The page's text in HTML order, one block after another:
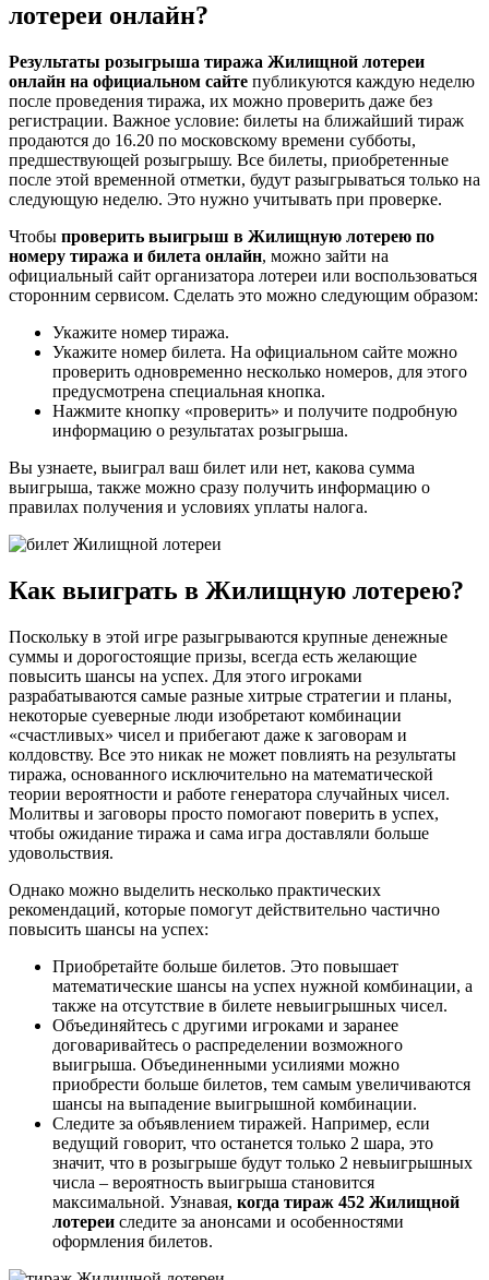
лотереи онлайн?
Результаты розыгрыша тиража Жилищной лотереи
онлайн на официальном сайте публикуются каждую неделю
после проведения тиража, их можно проверить даже без
регистрации. Важное условие: билеты на ближайший тираж
продаются до 16.20 по московскому времени субботы,
предшествующей розыгрышу. Все билеты, приобретенные
после этой временной отметки, будут разыгрываться только на
следующую неделю. Это нужно учитывать при проверке.
Чтобы проверить выигрыш в Жилищную лотерею по
номеру тиража и билета онлайн, можно зайти на
официальный сайт организатора лотереи или воспользоваться
сторонним сервисом. Сделать это можно следующим образом:
Укажите номер тиража.
Укажите номер билета. На официальном сайте можно
проверить одновременно несколько номеров, для этого
предусмотрена специальная кнопка.
Нажмите кнопку «проверить» и получите подробную
информацию о результатах розыгрыша.
Вы узнаете, выиграл ваш билет или нет, какова сумма
выигрыша, также можно сразу получить информацию о
правилах получения и условиях уплаты налога.
Как выиграть в Жилищную лотерею?
Поскольку в этой игре разыгрываются крупные денежные
суммы и дорогостоящие призы, всегда есть желающие
повысить шансы на успех. Для этого игроками
разрабатываются самые разные хитрые стратегии и планы,
некоторые суеверные люди изобретают комбинации
«счастливых» чисел и прибегают даже к заговорам и
колдовству. Все это никак не может повлиять на результаты
тиража, основанного исключительно на математической
теории вероятности и работе генератора случайных чисел.
Молитвы и заговоры просто помогают поверить в успех,
чтобы ожидание тиража и сама игра доставляли больше
удовольствия.
Однако можно выделить несколько практических
рекомендаций, которые помогут действительно частично
повысить шансы на успех:
Приобретайте больше билетов. Это повышает
математические шансы на успех нужной комбинации, а
также на отсутствие в билете невыигрышных чисел.
Объединяйтесь с другими игроками и заранее
договаривайтесь о распределении возможного
выигрыша. Объединенными усилиями можно
приобрести больше билетов, тем самым увеличиваются
шансы на выпадение выигрышной комбинации.
Следите за объявлением тиражей. Например, если
ведущий говорит, что останется только 2 шара, это
значит, что в розыгрыше будут только 2 невыигрышных
числа – вероятность выигрыша становится
максимальной. Узнавая, когда тираж 452 Жилищной
лотереи следите за анонсами и особенностями
оформления билетов.